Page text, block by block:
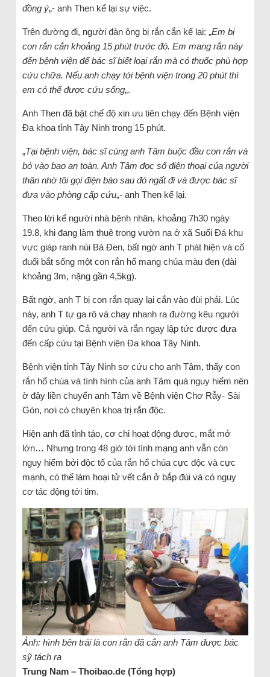
đồng ý„- anh Then kể lại sự việc.
Trên đường đi, người đàn ông bị rắn cắn kể lại: „Em bị
con rắn cắn khoảng 15 phút trước đó. Em mang rắn này
đến bệnh viện để bác sĩ biết loại rắn mà có thuốc phù hợp
cứu chữa. Nếu anh chạy tới bệnh viện trong 20 phút thì
em có thể được cứu sống„.
Anh Then đã bật chế độ xin ưu tiên chạy đến Bệnh viện
Đa khoa tỉnh Tây Ninh trong 15 phút.
„Tại bệnh viện, bác sĩ cùng anh Tâm buộc đầu con rắn và
bỏ vào bao an toàn. Anh Tâm đọc số điện thoại của người
thân nhờ tôi gọi điện báo sau đó ngất đi và được bác sĩ
đưa vào phòng cấp cứu„- anh Then kể lại.
Theo lời kể người nhà bệnh nhân, khoảng 7h30 ngày
19.8, khi đang làm thuê trong vườn na ở xã Suối Đá khu
vực giáp ranh núi Bà Đen, bất ngờ anh T phát hiện và cố
đuổi bắt sống một con rắn hổ mang chúa màu đen (dài
khoảng 3m, nặng gần 4,5kg).
Bất ngờ, anh T bị con rắn quay lại cắn vào đùi phải. Lúc
này, anh T tự ga rô và chạy nhanh ra đường kêu người
đến cứu giúp. Cả người và rắn ngay lập tức được đưa
đến cấp cứu tại Bệnh viện Đa khoa Tây Ninh.
Bệnh viện tỉnh Tây Ninh sơ cứu cho anh Tâm, thấy con
rắn hổ chúa và tình hình của anh Tâm quá nguy hiểm nên
ờ đây liền chuyển anh Tâm về Bệnh viện Chơ Rẫy- Sài
Gòn, nơi có chuyên khoa trị rắn độc.
Hiện anh đã tỉnh táo, cơ chi hoạt động được, mắt mở
lớn… Nhưng trong 48 giờ tới tính mạng anh vẫn còn
nguy hiểm bởi độc tố của rắn hổ chúa cực độc và cực
mạnh, có thể làm hoại tử vết cắn ở bắp đùi và có nguy
cơ tác động tới tim.
Ảnh: hình bên trái là con rắn đã cắn anh Tâm được bác
sỹ tách ra
Trung Nam – Thoibao.de (Tổng hợp)